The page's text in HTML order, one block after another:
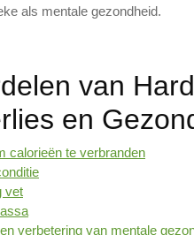
als mentale gezondheid.
van
en
calorieën te verbranden
vet
verbetering van mentale